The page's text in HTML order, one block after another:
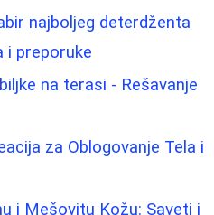
najboljeg deterdženta
i preporuke
na terasi - Rešavanje
za Oblogovanje Tela i
i Mešovitu Kožu: Saveti i